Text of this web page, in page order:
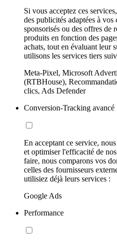
Si vous acceptez ces
des publicités adaptées à
sponsorisés ou des offres de
produits en fonction des
achats, tout en évaluant leur
utilisons les services tiers
Meta-Pixel, Microsoft
(RTBHouse),
clics, Ads Defender
Conversion-Tracking avancé
En acceptant ce service,
et optimiser l'efficacité de
faire, nous comparons vos
celles des fournisseurs
utilisiez déjà leurs services :
Google Ads
Performance